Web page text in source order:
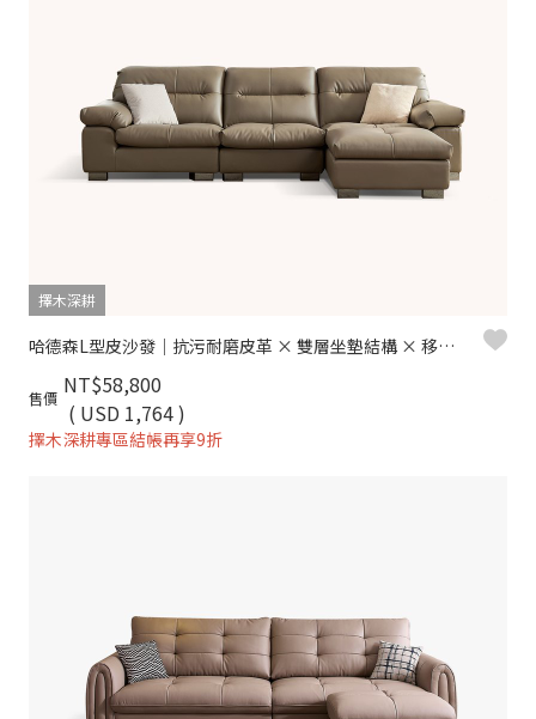
擇木深耕
哈德森L型皮沙發｜抗污耐磨皮革 × 雙層坐墊結構 × 移動腳椅 – 擇木深耕
售價 NT$58,800
( USD 1,764 )
擇木深耕專區結帳再享9折